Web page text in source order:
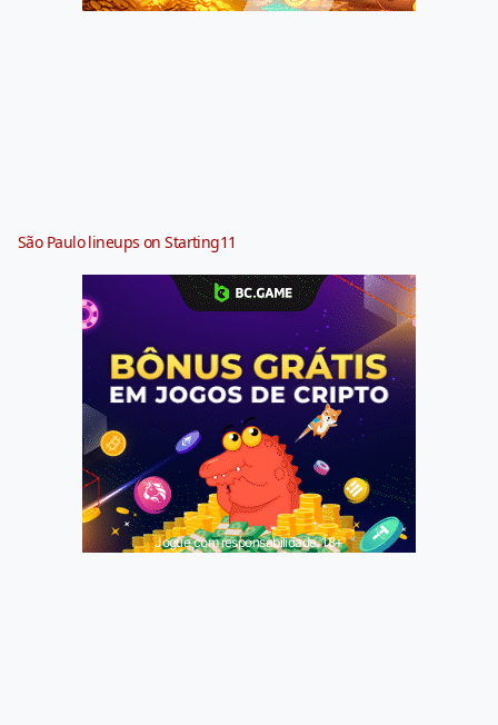
São Paulo lineups on Starting11
Jogue com responsabilidade. 18+